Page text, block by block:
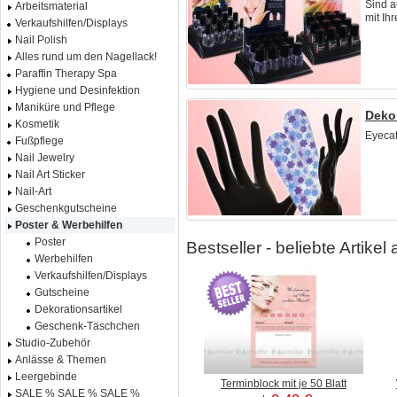
Sind
mit
Bestseller - beliebte Artikel
Terminblock mit je 50 Blatt
Arbeitsmaterial
Verkaufshilfen/Displays
Nail Polish
Alles rund um den Nagellack!
Paraffin Therapy Spa
Hygiene und Desinfektion
Maniküre und Pflege
Kosmetik
Fußpflege
Nail Jewelry
Nail Art Sticker
Nail-Art
Geschenkgutscheine
Poster & Werbehilfen
Poster
Werbehilfen
Verkaufshilfen/Displays
Gutscheine
Dekorationsartikel
Geschenk-Täschchen
Studio-Zubehör
Anlässe & Themen
Leergebinde
SALE % SALE % SALE %